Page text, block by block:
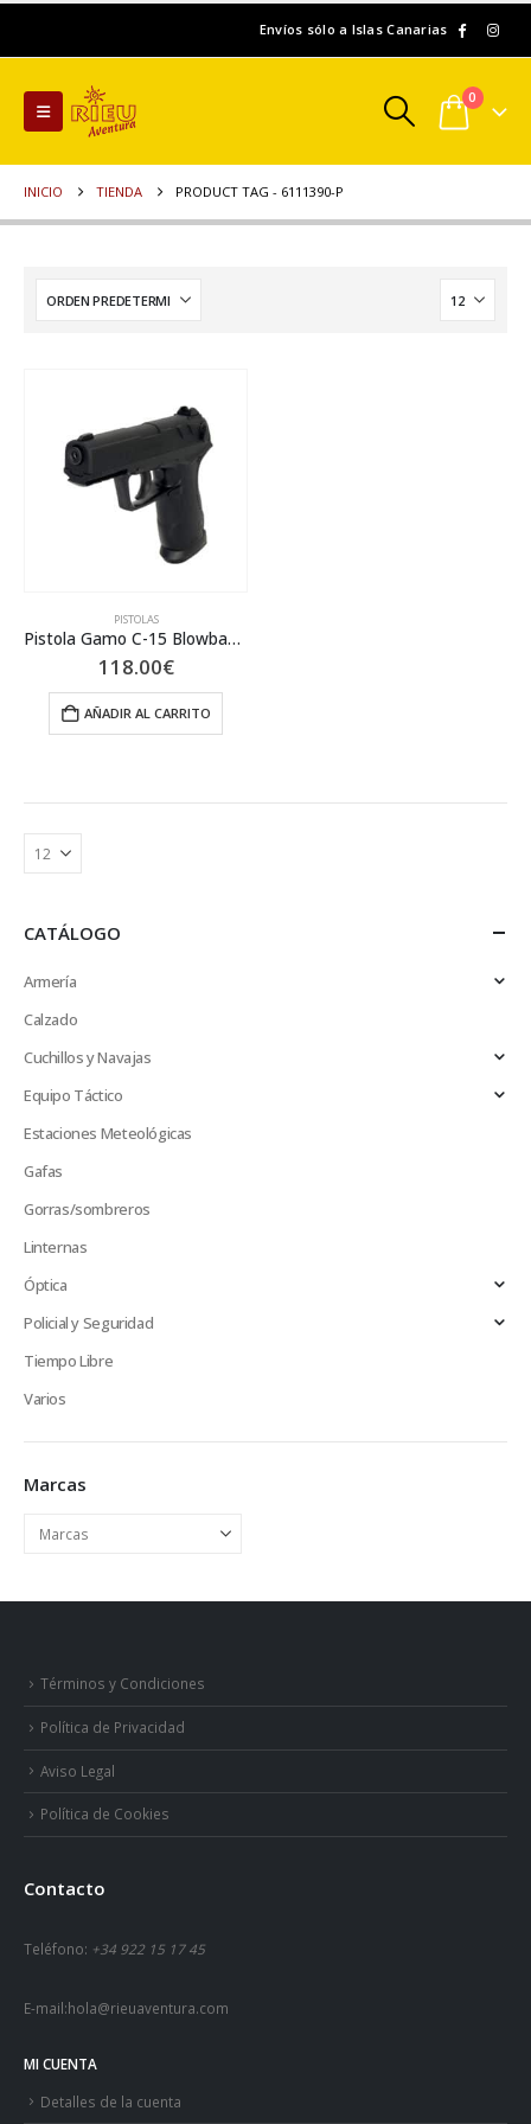
Envíos sólo a Islas Canarias
0
INICIO TIENDA PRODUCT TAG - 6111390-P
PISTOLAS
Pistola Gamo C-15 Blowback Co2
118.00€
AÑADIR AL CARRITO
CATÁLOGO
Armería
Calzado
Cuchillos y Navajas
Equipo Táctico
Estaciones Meteológicas
Gafas
Gorras/sombreros
Linternas
Óptica
Policial y Seguridad
Tiempo Libre
Varios
Marcas
Términos y Condiciones
Política de Privacidad
Aviso Legal
Política de Cookies
Contacto
Teléfono: +34 922 15 17 45
E-mail:hola@rieuaventura.com
MI CUENTA
Detalles de la cuenta